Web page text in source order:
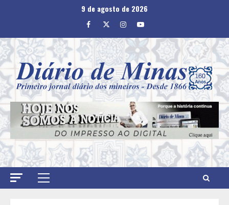
9 de agosto de 2026
Facebook
TwitterInstagram
Youtube
Primary